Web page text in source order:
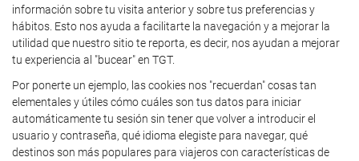
información sobre tu visita anterior y sobre tus preferencias y
hábitos. Esto nos ayuda a facilitarte la navegación y a mejorar la
utilidad que nuestro sitio te reporta, es decir, nos ayudan a mejorar
tu experiencia al "bucear" en TGT.
Por ponerte un ejemplo, las cookies nos "recuerdan" cosas tan
elementales y útiles cómo cuáles son tus datos para iniciar
automáticamente tu sesión sin tener que volver a introducir el
usuario y contraseña, qué idioma elegiste para navegar, qué
destinos son más populares para viajeros con características de